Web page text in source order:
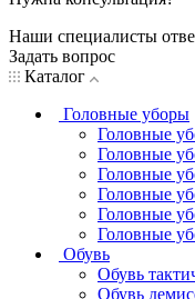
Наши специалисты
Задать вопрос
Каталог
Головные уборы
Головные
Головные
Головные
Головные
Головные
Головные
Обувь
Обувь
Обувь